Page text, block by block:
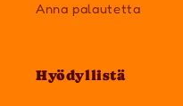
Anna palautetta
Hyödyllistä